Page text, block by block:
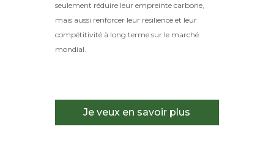
seulement réduire leur empreinte carbone,
mais aussi renforcer leur résilience et leur
compétitivité à long terme sur le marché
mondial.
Je veux en savoir plus